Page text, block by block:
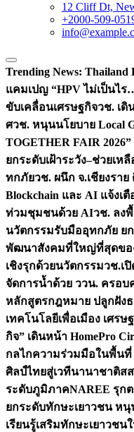
12 Cliff Dt,
+2000-509-
Trending News: Thailand
แคมเปญ “HPV ไม่เป็นไร
ขับเคลื่อนเศรษฐกิจวช. เดิ
ศวช. หนุนนโยบาย Local
TOGETHER FAIR
ยกระดับเฝ้าระวัง–ช่วยเ
ทกภัยวช. ผนึก จ.เชียงรา
Blockchain และ AI แจ้ง
ท่วมชุมชนด้วย AIวช. ลง
นวัตกรรมรับมืออุทกภัย ย
พัฒนาสังคมที่ใหญ่ที่สุดขอ
เชิงรุกด้วยนวัตกรรมวช.เ
จัดการน้ำด้วย ววน. ครอบ
หลักสูตรกฎหมาย ปลูกฝังธ
เทคโนโลยีเพื่อเมือง เศร
กิจ” เดินหน้า HomePro
กลไกความร่วมมือในพื้นที่
ศิลป์ไทยสู่เวทีนานาชาติส
ระดับภูมิภาคNAREE รุกต
ยกระดับทักษะเยาวชน ห
เรียนรู้เสริมทักษะเยาวช